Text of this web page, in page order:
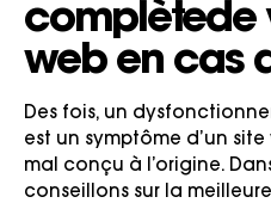
complètede
web en cas
Des fois, un
est un symptôme d’un
mal conçu à l’origine.
conseillons sur la